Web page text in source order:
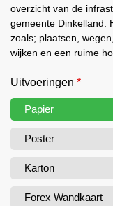
overzicht van de
gemeente Dinkelland.
zoals; plaatsen,
wijken en een ruime
Uitvoeringen *
Papier
Poster
Karton
Forex Wandkaart